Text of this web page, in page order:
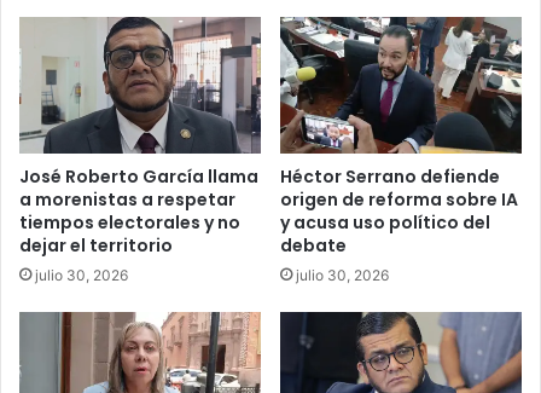
José Roberto García llama
a morenistas a respetar
tiempos electorales y no
dejar el territorio
julio 30, 2026
Héctor Serrano defiende
origen de reforma sobre IA
y acusa uso político del
debate
julio 30, 2026